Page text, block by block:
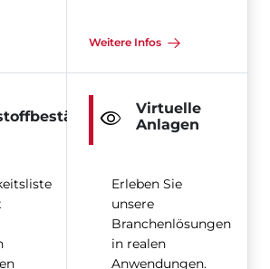
Weitere Infos
Virtuelle
Anlagen
Erleben Sie
unsere
Branchenlösungen
in realen
Anwendungen.